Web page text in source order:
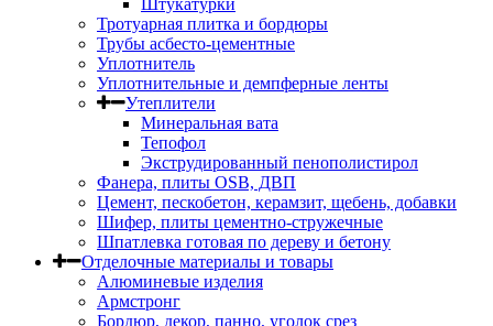
Штукатурки
Тротуарная плитка и бордюры
Трубы асбесто-цементные
Уплотнитель
Уплотнительные и демпферные ленты
Утеплители
Минеральная вата
Тепофол
Экструдированный пенополистирол
Фанера, плиты OSB, ДВП
Цемент, пескобетон, керамзит, щебень, добавки
Шифер, плиты цементно-стружечные
Шпатлевка готовая по дереву и бетону
Отделочные материалы и товары
Алюминевые изделия
Армстронг
Бордюр, декор, панно, уголок срез